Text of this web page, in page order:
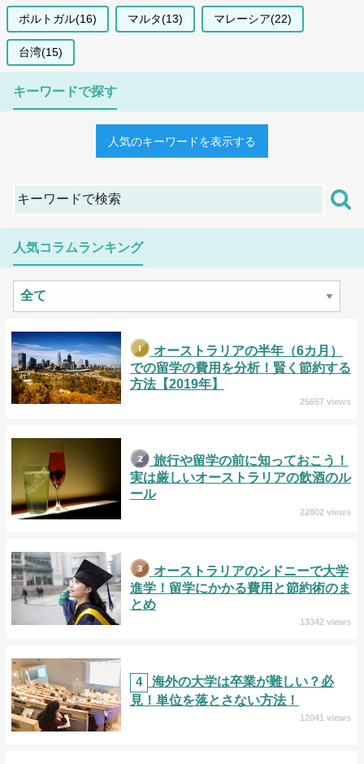
ポルトガル(16) マルタ(13) マレーシア(22)
台湾(15)
キーワードで探す
人気のキーワードを表示する
人気コラムランキング
オーストラリアの半年（6カ月）
での留学の費用を分析！賢く節約する
方法【2019年】
25657 views
旅行や留学の前に知っておこう！
実は厳しいオーストラリアの飲酒のル
ール
22802 views
オーストラリアのシドニーで大学
進学！留学にかかる費用と節約術のま
とめ
13342 views
4
海外の大学は卒業が難しい？必
見！単位を落とさない方法！
12041 views